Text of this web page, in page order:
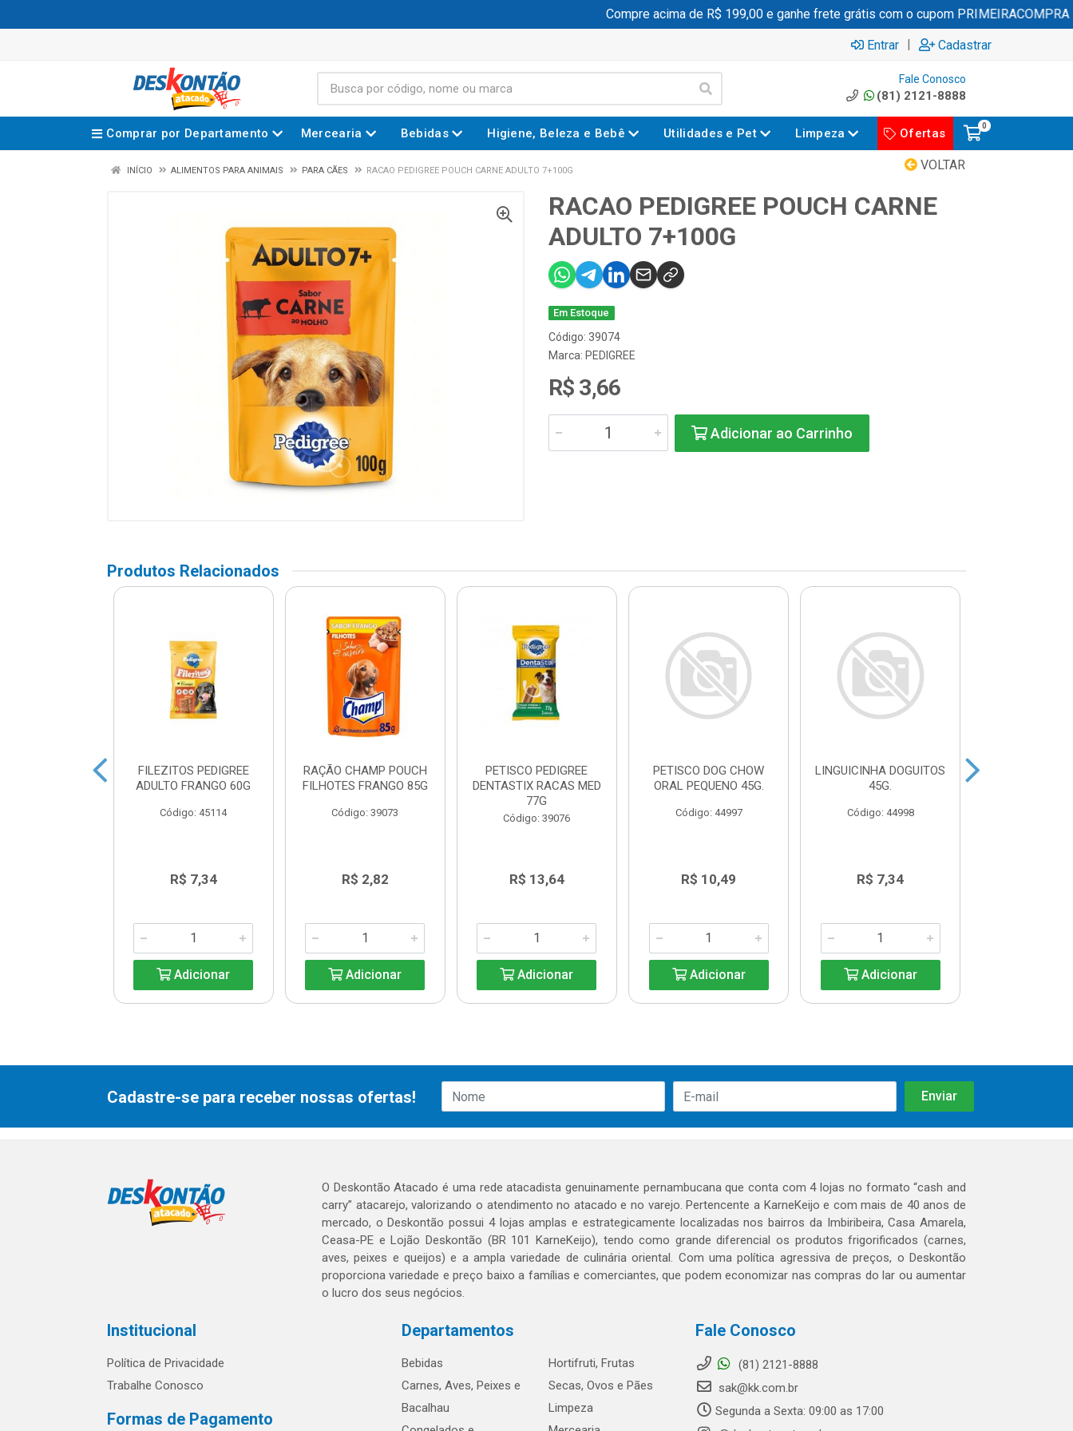
Compre acima de R$ 199,00 e ganhe frete grátis com o cupom PRIMEIRACOMPRA
Entrar | Cadastrar
Fale Conosco
(81) 2121-8888
Comprar por Departamento Mercearia Bebidas Higiene, Beleza e Bebê Utilidades e Pet Limpeza Ofertas
0
VOLTAR
INÍCIO ALIMENTOS PARA ANIMAIS PARA CÃES RACAO PEDIGREE POUCH CARNE ADULTO 7+100G
RACAO PEDIGREE POUCH CARNE
ADULTO 7+100G
Em Estoque
Código: 39074
Marca: PEDIGREE
R$ 3,66
Adicionar ao Carrinho
Produtos Relacionados
FILEZITOS PEDIGREE
ADULTO FRANGO 60G
Código: 45114
R$ 7,34
Adicionar
RAÇÃO CHAMP POUCH
FILHOTES FRANGO 85G
Código: 39073
R$ 2,82
Adicionar
PETISCO PEDIGREE
DENTASTIX RACAS MED
77G
Código: 39076
R$ 13,64
Adicionar
PETISCO DOG CHOW
ORAL PEQUENO 45G.
Código: 44997
R$ 10,49
Adicionar
LINGUICINHA DOGUITOS
45G.
Código: 44998
R$ 7,34
Adicionar
Cadastre-se para receber nossas ofertas!
O Deskontão Atacado é uma rede atacadista genuinamente pernambucana que conta com 4 lojas no formato “cash and
carry” atacarejo, valorizando o atendimento no atacado e no varejo. Pertencente a KarneKeijo e com mais de 40 anos de
mercado, o Deskontão possui 4 lojas amplas e estrategicamente localizadas nos bairros da Imbiribeira, Casa Amarela,
Ceasa-PE e Lojão Deskontão (BR 101 KarneKeijo), tendo como grande diferencial os produtos frigorificados (carnes,
aves, peixes e queijos) e a ampla variedade de culinária oriental. Com uma política agressiva de preços, o Deskontão
proporciona variedade e preço baixo a famílias e comerciantes, que podem economizar nas compras do lar ou aumentar
o lucro dos seus negócios.
Institucional
Política de Privacidade
Trabalhe Conosco
Formas de Pagamento
Departamentos
Bebidas
Carnes, Aves, Peixes e
Bacalhau
Hortifruti, Frutas
Secas, Ovos e Pães
Limpeza
Fale Conosco
(81) 2121-8888
sak@kk.com.br
Segunda a Sexta: 09:00 as 17:00